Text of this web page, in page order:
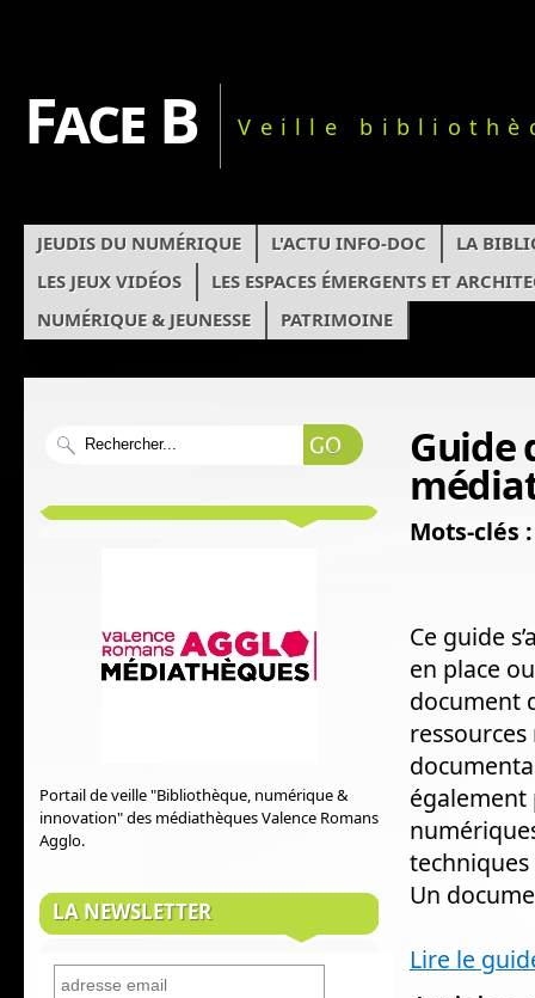
Face B Veille
JEUDIS DU NUMÉRIQUE L'ACTU INFO-DOC
LA
LES JEUX VIDÉOS
LES ESPACES ÉMERGENTS ET
NUMÉRIQUE & JEUNESSE
PATRIMOINE
Guide
Mots-clés :
Ce guide
en place
document
également
Un
Lire le
Portail de veille "Bibliothèque, numérique &
innovation" des médiathèques Valence Romans
Agglo.
LA NEWSLETTER